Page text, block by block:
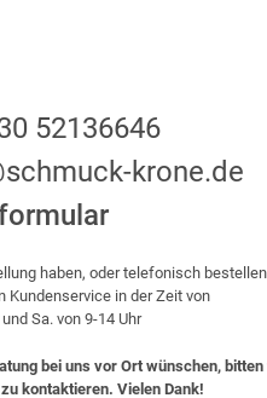
52136646
krone.de
haben, oder telefonisch bestellen
Kundenservice in der Zeit von
Sa. von 9-14 Uhr
bei uns vor Ort wünschen,
kontaktieren. Vielen Dank!